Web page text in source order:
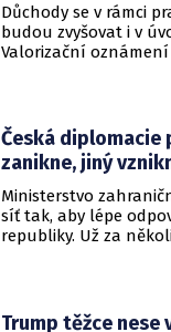
Důchody se v rámci
budou zvyšovat i v
Valorizační
Česká diplomacie
zanikne, jiný
Ministerstvo
síť tak, aby lépe
republiky. Už za
Trump těžce nese